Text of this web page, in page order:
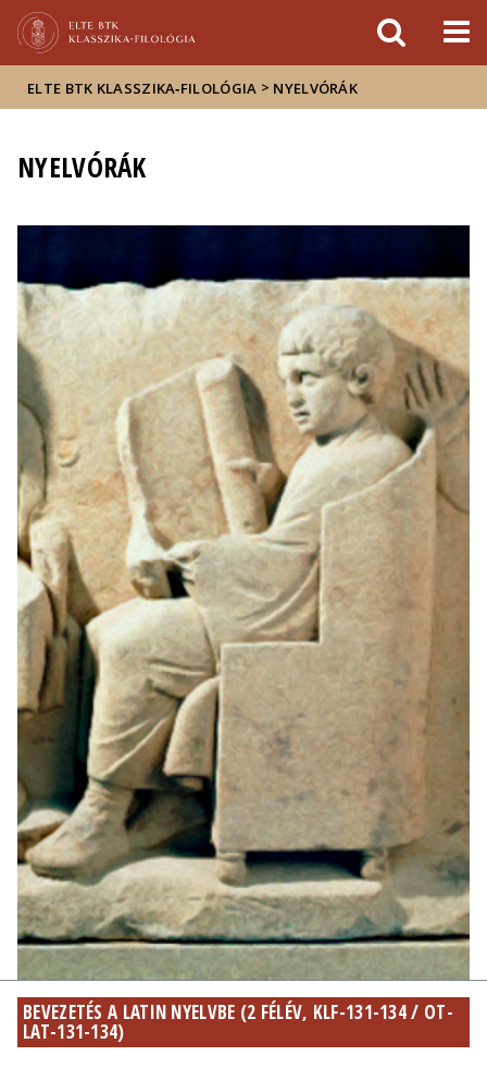
sajtóban
ELTE BTK KLASSZIKA‑FILOLÓGIA > NYELVÓRÁK
NYELVÓRÁK
BEVEZETÉS A LATIN NYELVBE (2 FÉLÉV, KLF-131-134 / OT-
LAT-131-134)